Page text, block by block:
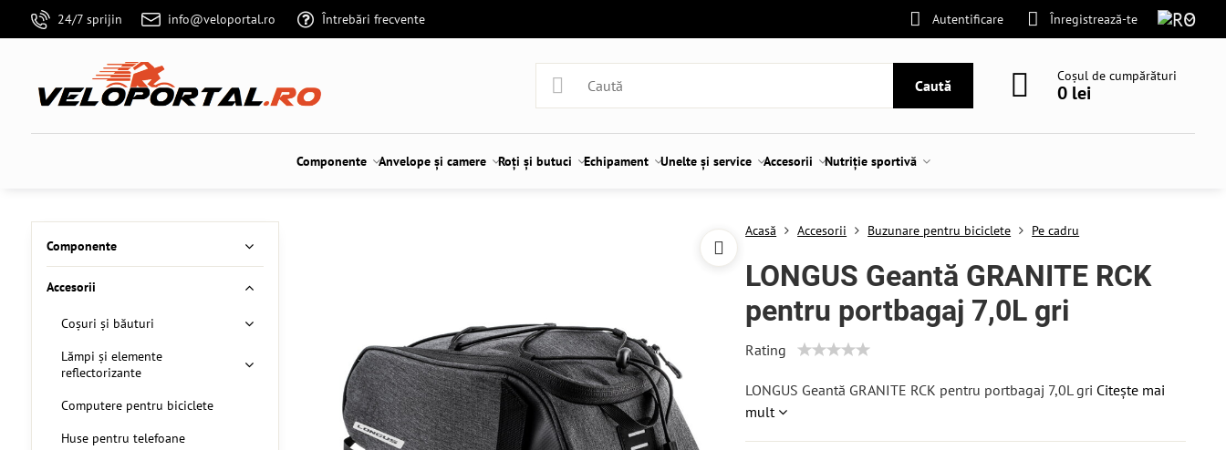
24/7 sprijin info@veloportal.ro Întrebări frecvente Autentificare Înregistrează-te
Caută
Coșul de cumpărături
0 lei
Componente Anvelope și camere Roți și butuci Echipament Unelte și service Accesorii Nutriție sportivă
Acasă Accesorii Buzunare pentru biciclete Pe cadru
LONGUS Geantă GRANITE RCK
pentru portbagaj 7,0L gri
Rating
LONGUS Geantă GRANITE RCK pentru portbagaj 7,0L gri Citește mai
mult
Componente
Accesorii
Coșuri și băuturi
Lămpi și elemente
reflectorizante
Computere pentru biciclete
Huse pentru telefoane